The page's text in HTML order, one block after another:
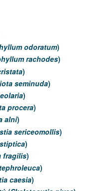
odoratum)
rachodes)
)
seminuda)
)
procera)
alni)
sericeomollis)
)
fragilis)
)
caesia)